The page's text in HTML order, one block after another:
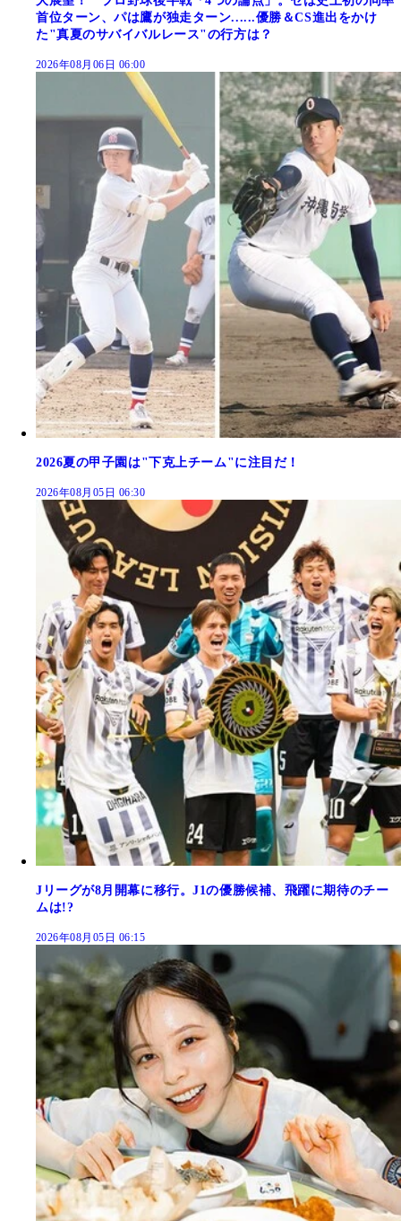
首位ターン、パは鷹が独走ターン......優勝＆CS進出をかけ
た"真夏のサバイバルレース"の行方は？
2026年08月06日 06:00
2026夏の甲子園は"下克上チーム"に注目だ！
2026年08月05日 06:30
Jリーグが8月開幕に移行。J1の優勝候補、飛躍に期待のチー
ムは!?
2026年08月05日 06:15